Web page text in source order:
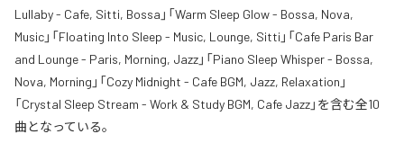
Lullaby - Cafe, Sitti, Bossa」「Warm Sleep Glow - Bossa, Nova,
Music」「Floating Into Sleep - Music, Lounge, Sitti」「Cafe Paris Bar
and Lounge - Paris, Morning, Jazz」「Piano Sleep Whisper - Bossa,
Nova, Morning」「Cozy Midnight - Cafe BGM, Jazz, Relaxation」
「Crystal Sleep Stream - Work & Study BGM, Cafe Jazz」を含む全10
曲となっている。